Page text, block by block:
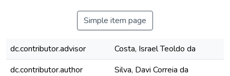
Simple item page
dc.contributor.advisor
Costa, Israel Teoldo da
dc.contributor.author
Silva, Davi Correia da